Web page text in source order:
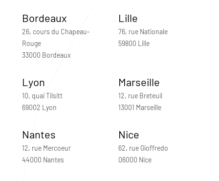
Bordeaux
26, cours du Chapeau-
Rouge
33000 Bordeaux
Lille
76, rue Nationale
59800 Lille
Lyon
10, quai Tilsitt
69002 Lyon
Marseille
12, rue Breteuil
13001 Marseille
Nantes
12, rue Mercoeur
44000 Nantes
Nice
62, rue Gioffredo
06000 Nice